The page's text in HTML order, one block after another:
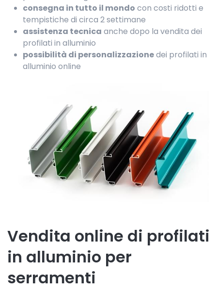
consegna in tutto il mondo con costi ridotti e
tempistiche di circa 2 settimane
assistenza tecnica anche dopo la vendita dei
profilati in alluminio
possibilità di personalizzazionedei profilati in
alluminio online
Vendita online di profilati
in alluminio per
serramenti